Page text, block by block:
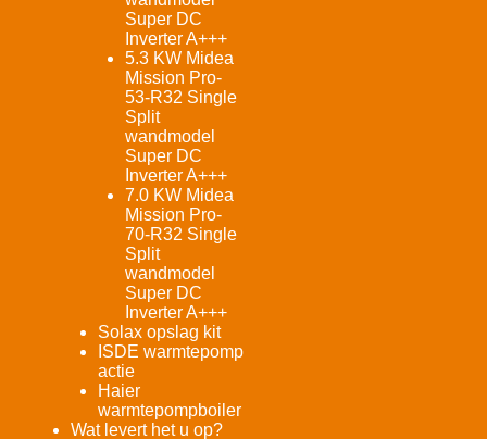
Super DC
Inverter A+++
5.3 KW Midea
Mission Pro-
53-R32 Single
Split
wandmodel
Super DC
Inverter A+++
7.0 KW Midea
Mission Pro-
70-R32 Single
Split
wandmodel
Super DC
Inverter A+++
Solax opslag kit
ISDE warmtepomp
actie
Haier
warmtepompboiler
Wat levert het u op?